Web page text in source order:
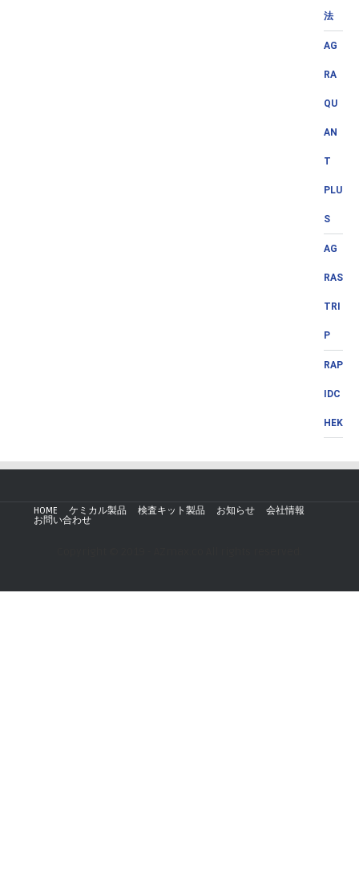
法
AG
RA
QU
AN
T
PLU
S
AG
RAS
TRI
P
RAP
IDC
HEK
HOME ケミカル製品 検査キット製品 お知らせ
会社情報
お問い合わせ